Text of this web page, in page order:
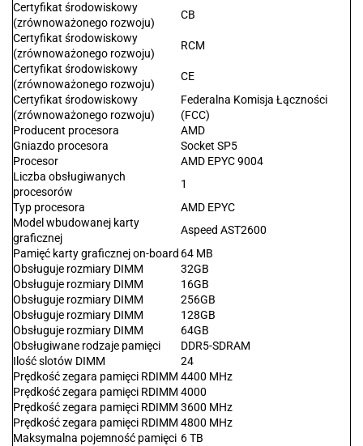
Certyfikat środowiskowy
(zrównoważonego rozwoju)
CB
Certyfikat środowiskowy
(zrównoważonego rozwoju)
RCM
Certyfikat środowiskowy
(zrównoważonego rozwoju)
CE
Certyfikat środowiskowy
(zrównoważonego rozwoju)
Federalna Komisja Łączności
(FCC)
Producent procesora
AMD
Gniazdo procesora
Socket SP5
Procesor
AMD EPYC 9004
Liczba obsługiwanych
procesorów
1
Typ procesora
AMD EPYC
Model wbudowanej karty
graficznej
Aspeed AST2600
Pamięć karty graficznej on-board 64 MB
Obsługuje rozmiary DIMM
32GB
Obsługuje rozmiary DIMM
16GB
Obsługuje rozmiary DIMM
256GB
Obsługuje rozmiary DIMM
128GB
Obsługuje rozmiary DIMM
64GB
Obsługiwane rodzaje pamięci
DDR5-SDRAM
Ilość slotów DIMM
24
Prędkość zegara pamięci RDIMM 4400 MHz
Prędkość zegara pamięci RDIMM 4000
Prędkość zegara pamięci RDIMM 3600 MHz
Prędkość zegara pamięci RDIMM 4800 MHz
Maksymalna pojemność pamięci 6 TB